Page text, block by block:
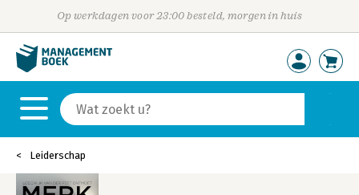
Op werkdagen voor 23:00 besteld, morgen in huis
Leiderschap